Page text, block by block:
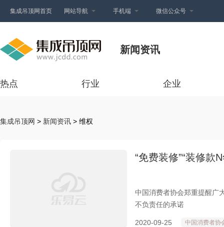
集成吊顶网首页 网站导航 手机端 微信公众号
新闻资讯
热点 行业 企业
集成吊顶网 > 新闻资讯 > 维权
“免费装修”“装修款
中国消费者协会郑重提醒广
不负责任的承诺
2020-09-25 中国消费者协